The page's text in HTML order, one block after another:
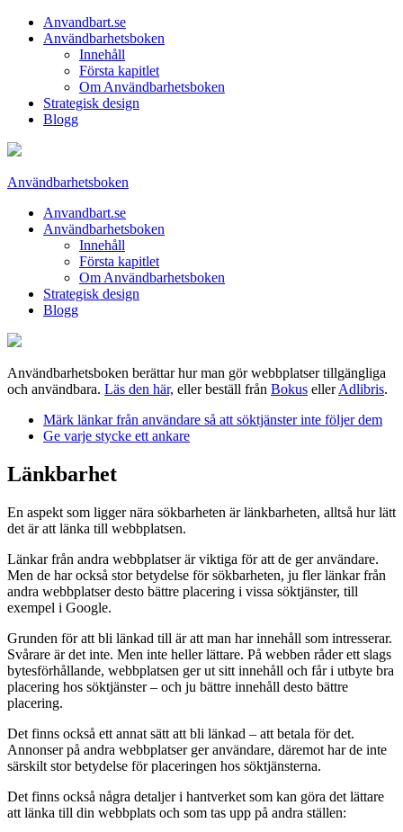
Anvandbart.se
Användbarhetsboken
Innehåll
Första kapitlet
Om Användbarhetsboken
Strategisk design
Blogg
Användbarhetsboken
Anvandbart.se
Användbarhetsboken
Innehåll
Första kapitlet
Om Användbarhetsboken
Strategisk design
Blogg
Användbarhetsboken berättar hur man gör webbplatser tillgängliga
och användbara. Läs den här, eller beställ från Bokus ellerAdlibris.
Märk länkar från användare så att söktjänster inte följer dem
Ge varje stycke ett ankare
Länkbarhet
En aspekt som ligger nära sökbarheten är länkbarheten, alltså hur lätt
det är att länka till webbplatsen.
Länkar från andra webbplatser är viktiga för att de ger användare.
Men de har också stor betydelse för sökbarheten, ju fler länkar från
andra webbplatser desto bättre placering i vissa söktjänster, till
exempel i Google.
Grunden för att bli länkad till är att man har innehåll som intresserar.
Svårare är det inte. Men inte heller lättare. På webben råder ett slags
bytesförhållande, webbplatsen ger ut sitt innehåll och får i utbyte bra
placering hos söktjänster – och ju bättre innehåll desto bättre
placering.
Det finns också ett annat sätt att bli länkad – att betala för det.
Annonser på andra webbplatser ger användare, däremot har de inte
särskilt stor betydelse för placeringen hos söktjänsterna.
Det finns också några detaljer i hantverket som kan göra det lättare
att länka till din webbplats och som tas upp på andra ställen: